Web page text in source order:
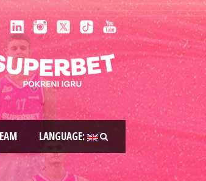
LANGUAGE: